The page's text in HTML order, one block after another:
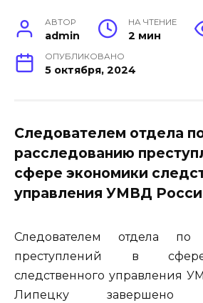
АВТОР
admin
НА ЧТЕНИЕ
2 мин
ОПУБЛИКОВАНО
5 октября, 2024
Следователем отдела
расследованию
сфере экономики
управления УМВД
Следователем отдела по
преступлений в
следственного управления
Липецку завершено